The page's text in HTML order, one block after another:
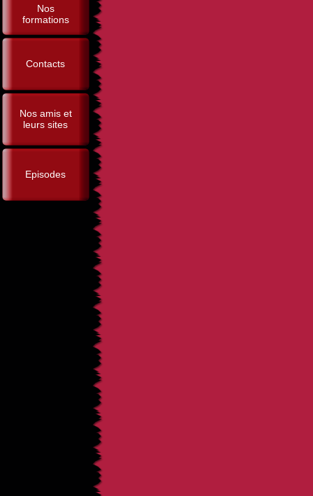
Nos
formations
Contacts
Nos amis et
leurs sites
Episodes